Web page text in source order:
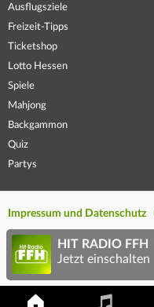
Ausflugsziele
Freizeit-Tipps
Ticketshop
Lotto Hessen
Spiele
Mahjong
Backgammon
Quiz
Partys
Impressum und Datenschutz
HIT RADIO FFH
Jetzt einschalten